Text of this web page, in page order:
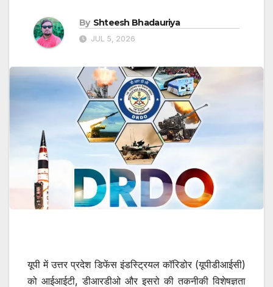
By Shteesh Bhadauriya
JUL 5, 2026
यूपी में उत्तर प्रदेश डिफेंस इंडस्ट्रियल कॉरिडोर (यूपीडीआईसी)
को आईआईटी, डीआरडीओ और इसरो की तकनीकी विशेषज्ञता